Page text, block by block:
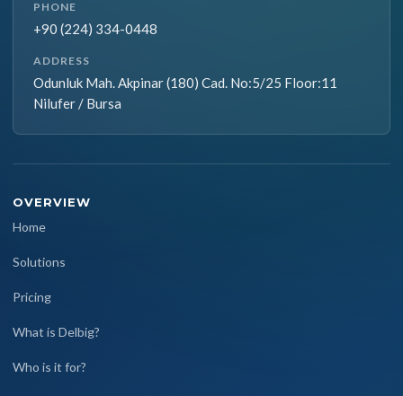
PHONE
+90 (224) 334-0448
ADDRESS
Odunluk Mah. Akpinar (180) Cad. No:5/25 Floor:11
Nilufer / Bursa
OVERVIEW
Home
Solutions
Pricing
What is Delbig?
Who is it for?